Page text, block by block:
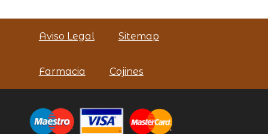
Aviso Legal Sitemap
Farmacia Cojines